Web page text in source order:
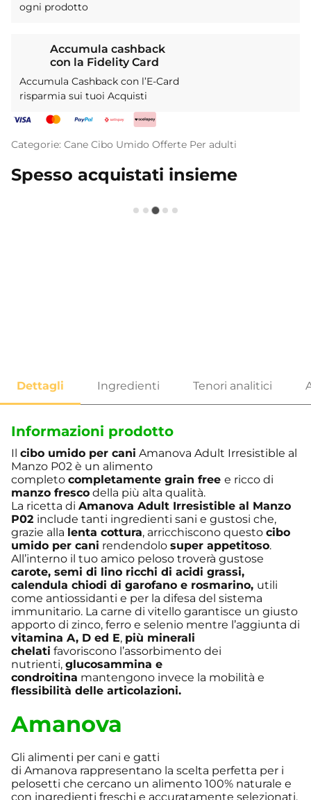
ogni prodotto
Accumula cashback
con la Fidelity Card
Accumula Cashback con l’E-Card
risparmia sui tuoi Acquisti
Categorie: Cane Cibo Umido Offerte Per adulti
Spesso acquistati insieme
Informazioni prodotto
Il cibo umido per cani Amanova Adult Irresistible al
Manzo P02 è un alimento
completo completamente grain free e ricco di
manzo fresco della più alta qualità.
La ricetta di Amanova Adult Irresistible al Manzo
P02 include tanti ingredienti sani e gustosi che,
grazie alla lenta cottura, arricchiscono questo cibo
umido per cani rendendolo super appetitoso.
All’interno il tuo amico peloso troverà gustose
carote, semi di lino ricchi di acidi grassi,
calendula chiodi di garofano e rosmarino, utili
come antiossidanti e per la difesa del sistema
immunitario. La carne di vitello garantisce un giusto
apporto di zinco, ferro e selenio mentre l’aggiunta di
vitamina A, D ed E, più minerali
chelati favoriscono l’assorbimento dei
nutrienti, glucosammina e
condroitina mantengono invece la mobilità e
flessibilità delle articolazioni.
Amanova
Gli alimenti per cani e gatti
di Amanova rappresentano la scelta perfetta per i
pelosetti che cercano un alimento 100% naturale e
con ingredienti freschi e accuratamente selezionati.